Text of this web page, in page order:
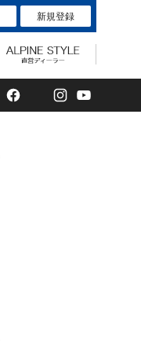
新規登録
Facebook
TwitterInstagram